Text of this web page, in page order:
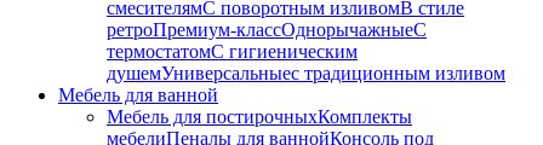
смесителямС поворотным изливомВ стиле
ретроПремиум-классОднорычажныеС
термостатомС гигиеническим
душемУниверсальныес традиционным изливом
Мебель для ванной
Мебель для постирочныхКомплекты
мебелиПеналы для ваннойКонсоль под